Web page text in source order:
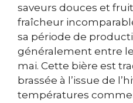
saveurs douces et
fraîcheur
sa période de
généralement entre
mai. Cette bière est
brassée à l’issue de
températures